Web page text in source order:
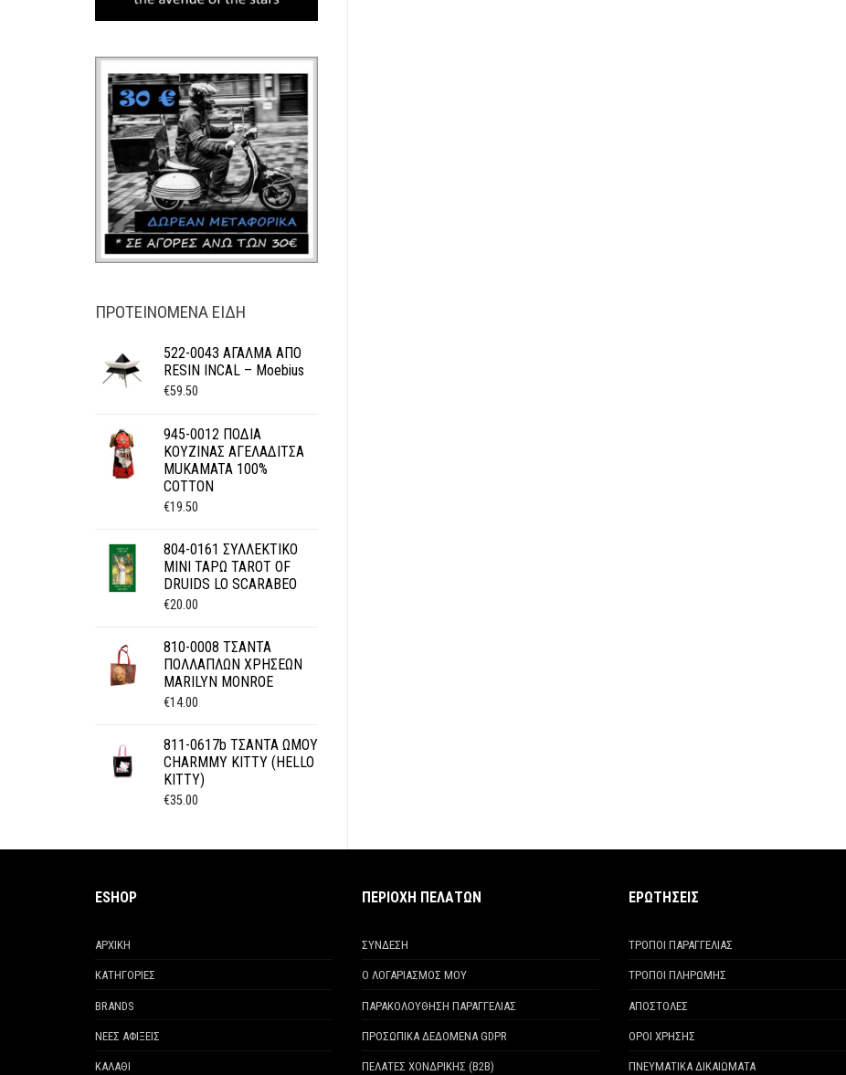
ΠΡΟΤΕΙΝΌΜΕΝΑ ΕΊΔΗ
522-0043 ΑΓΑΛΜΑ ΑΠΟ
RESIN INCAL – Moebius
€59.50
945-0012 ΠΟΔΙΑ
ΚΟΥΖΙΝΑΣ ΑΓΕΛΑΔΙΤΣΑ
MUKAMATA 100%
COTTON
€19.50
804-0161 ΣΥΛΛΕΚΤΙΚΟ
ΜΙΝΙ ΤΑΡΩ TAROT OF
DRUIDS LO SCARABEO
€20.00
810-0008 ΤΣΑΝΤΑ
ΠΟΛΛΑΠΛΩΝ ΧΡΗΣΕΩΝ
MARILYN MONROE
€14.00
811-0617b ΤΣΑΝΤΑ ΩΜΟΥ
CHARMMY KITTY (HELLO
KITTY)
€35.00
ESHOP
ΑΡΧΙΚΗ
ΚΑΤΗΓΟΡΙΕΣ
BRANDS
ΝΕΕΣ ΑΦΙΞΕΙΣ
ΚΑΛΑΘΙ
ΠΕΡΙΟΧΗ ΠΕΛΑΤΩΝ
ΣΥΝΔΕΣΗ
Ο ΛΟΓΑΡΙΑΣΜΟΣ ΜΟΥ
ΠΑΡΑΚΟΛΟΥΘΗΣΗ ΠΑΡΑΓΓΕΛΙΑΣ
ΠΡΟΣΩΠΙΚΑ ΔΕΔΟΜΕΝΑ GDPR
ΠΕΛΑΤΕΣ ΧΟΝΔΡΙΚΗΣ (Β2Β)
ΕΡΩΤΗΣΕΙΣ
ΤΡΟΠΟΙ ΠΑΡΑΓΓΕΛΙΑΣ
ΤΡΟΠΟΙ ΠΛΗΡΩΜΗΣ
ΑΠΟΣΤΟΛΕΣ
ΟΡΟΙ ΧΡΗΣΗΣ
ΠΝΕΥΜΑΤΙΚΑ ΔΙΚΑΙΩΜΑΤΑ